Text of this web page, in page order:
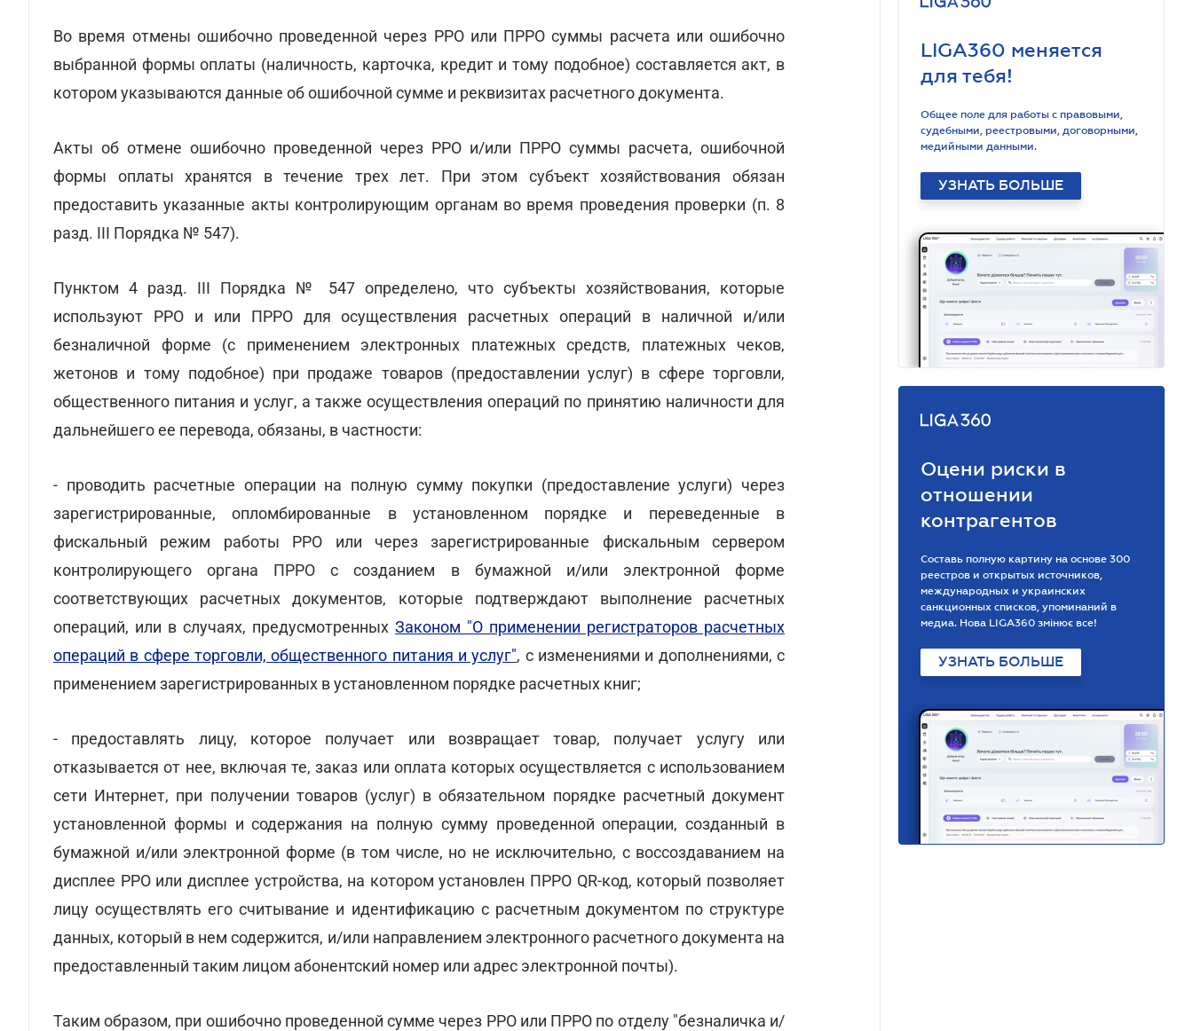
Во время отмены ошибочно проведенной через РРО или ПРРО суммы расчета или ошибочно
выбранной формы оплаты (наличность, карточка, кредит и тому подобное) составляется акт, в
котором указываются данные об ошибочной сумме и реквизитах расчетного документа.
Акты об отмене ошибочно проведенной через РРО и/или ПРРО суммы расчета, ошибочной
формы оплаты хранятся в течение трех лет. При этом субъект хозяйствования обязан
предоставить указанные акты контролирующим органам во время проведения проверки (п. 8
разд. III Порядка № 547).
Пунктом 4 разд. III Порядка № 547 определено, что субъекты хозяйствования, которые
используют РРО и или ПРРО для осуществления расчетных операций в наличной и/или
безналичной форме (с применением электронных платежных средств, платежных чеков,
жетонов и тому подобное) при продаже товаров (предоставлении услуг) в сфере торговли,
общественного питания и услуг, а также осуществления операций по принятию наличности для
дальнейшего ее перевода, обязаны, в частности:
- проводить расчетные операции на полную сумму покупки (предоставление услуги) через
зарегистрированные, опломбированные в установленном порядке и переведенные в
фискальный режим работы РРО или через зарегистрированные фискальным сервером
контролирующего органа ПРРО с созданием в бумажной и/или электронной форме
соответствующих расчетных документов, которые подтверждают выполнение расчетных
операций, или в случаях, предусмотренных Законом "О применении регистраторов расчетных
операций в сфере торговли, общественного питания и услуг", с изменениями и дополнениями, с
применением зарегистрированных в установленном порядке расчетных книг;
- предоставлять лицу, которое получает или возвращает товар, получает услугу или
отказывается от нее, включая те, заказ или оплата которых осуществляется с использованием
сети Интернет, при получении товаров (услуг) в обязательном порядке расчетный документ
установленной формы и содержания на полную сумму проведенной операции, созданный в
бумажной и/или электронной форме (в том числе, но не исключительно, с воссоздаванием на
дисплее РРО или дисплее устройства, на котором установлен ПРРО QR-код, который позволяет
лицу осуществлять его считывание и идентификацию с расчетным документом по структуре
данных, который в нем содержится, и/или направлением электронного расчетного документа на
предоставленный таким лицом абонентский номер или адрес электронной почты).
Таким образом, при ошибочно проведенной сумме через РРО или ПРРО по отделу "безналичка и/
LIGA360 меняется
для тебя!
Общее поле для работы с правовыми,
судебными, реестровыми, договорными,
медийными данными.
УЗНАТЬ БОЛЬШЕ
Оцени риски в
отношении
контрагентов
Составь полную картину на основе 300
реестров и открытых источников,
международных и украинских
санкционных списков, упоминаний в
медиа. Нова LIGA360 змінює все!
УЗНАТЬ БОЛЬШЕ